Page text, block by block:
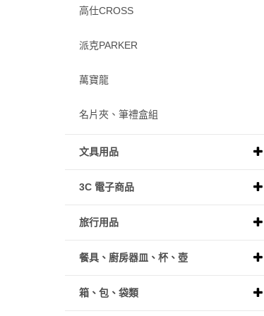
高仕CROSS
派克PARKER
萬寶龍
名片夾、筆禮盒組
文具用品
3C 電子商品
旅行用品
餐具、廚房器皿、杯、壺
箱、包、袋類